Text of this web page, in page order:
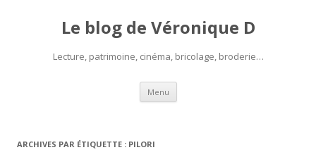
Le blog de Véronique D
Lecture, patrimoine, cinéma, bricolage, broderie…
Menu Aller
contenu
ARCHIVES PAR ÉTIQUETTE : PILORI